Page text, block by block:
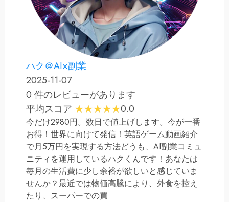
ハク＠AI×副業
2025-11-07
0 件のレビューがあります
平均スコア
0.0
今だけ2980円。数日で値上げします。今が一番
お得！世界に向けて発信！英語ゲーム動画紹介
で月5万円を実現する方法どうも、AI副業コミュ
ニティを運用しているハクくんです！あなたは
毎月の生活費に少し余裕が欲しいと感じていま
せんか？最近では物価高騰により、外食を控え
たり、スーパーでの買